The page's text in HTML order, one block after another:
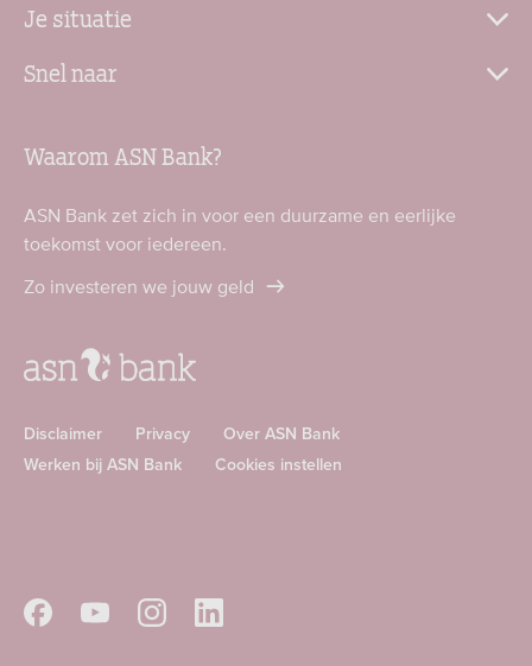
Je situatie
Snel naar
Waarom ASN Bank?
ASN Bank zet zich in voor een duurzame en eerlijke
toekomst voor iedereen.
Zo investeren we jouw geld
Disclaimer Privacy
Over ASN Bank
Werken bij ASN Bank
Cookies instellen
in
in
Volg
Volg
Volg